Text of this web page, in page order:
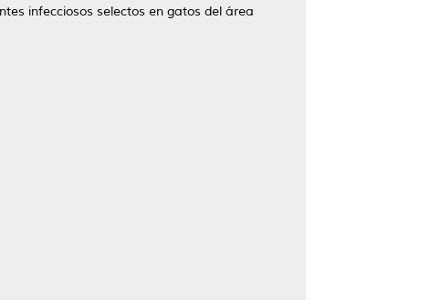
infecciosos selectos en gatos del área